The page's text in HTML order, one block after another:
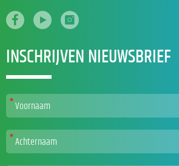
INSCHRIJVEN NIEUWSBRIEF